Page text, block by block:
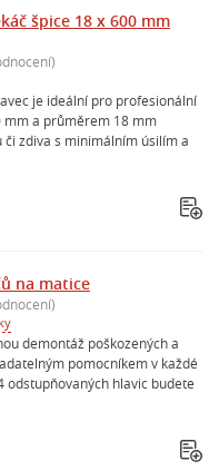
špice 18 x 600 mm
je ideální pro profesionální
mm a průměrem 18 mm
zdiva s minimálním úsilím a
na matice
demontáž poškozených a
pomocníkem v každé
odstupňovaných hlavic budete